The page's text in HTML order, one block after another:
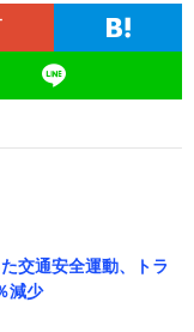
交通安全運動、トラ
減少